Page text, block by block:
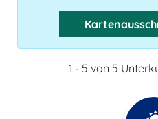
1 - 5 von 5